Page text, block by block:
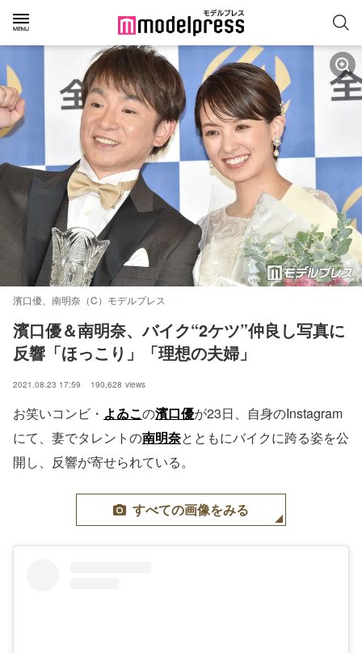
濱口優、南明奈（C）モデルプレス
濱口優＆南明奈、バイク“2ケツ”仲良し写真に
反響「ほっこり」「理想の夫婦」
2021.08.23 17:59 190,628 views
お笑いコンビ・ よゐこの濱口優が23日、自身のInstagram
にて、妻でタレントの南明奈とともにバイクに跨る姿を公
開し、反響が寄せられている。
すべての画像をみる